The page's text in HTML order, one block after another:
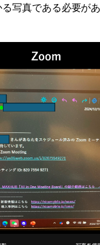
写真である必要が